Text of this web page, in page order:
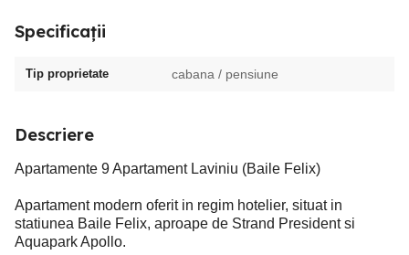
Specificații
Tip proprietate cabana / pensiune
Descriere
Apartamente 9 Apartament Laviniu (Baile Felix)
Apartament modern oferit in regim hotelier, situat in
statiunea Baile Felix, aproape de Strand President si
Aquapark Apollo.